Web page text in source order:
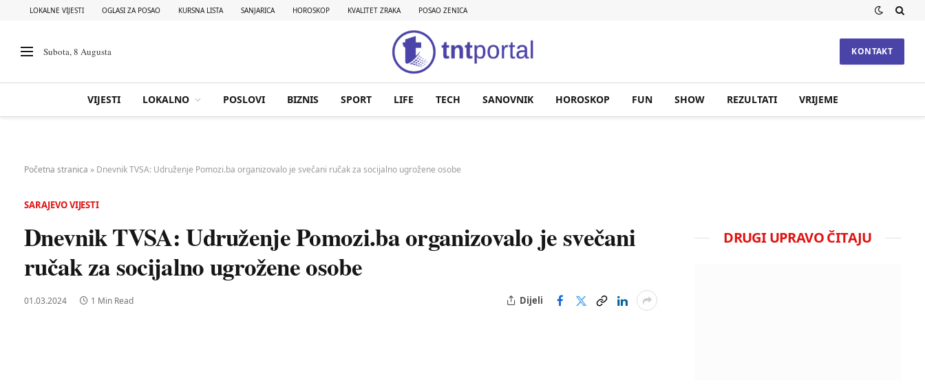
LOKALNE VIJESTI OGLASI ZA POSAO KURSNA LISTA SANJARICA HOROSKOP KVALITET ZRAKA POSAO ZENICA
Subota, 8 Augusta KONTAKT
VIJESTI LOKALNO POSLOVI BIZNIS SPORT LIFE TECH SANOVNIK HOROSKOP FUN SHOW REZULTATI VRIJEME
Početna stranica » Dnevnik TVSA: Udruženje Pomozi.ba organizovalo je svečani ručak za socijalno ugrožene osobe
SARAJEVO VIJESTI
Dnevnik TVSA: Udruženje Pomozi.ba organizovalo je svečani
ručak za socijalno ugrožene osobe
01.03.2024 1 Min Read Dijeli
DRUGI UPRAVO ČITAJU